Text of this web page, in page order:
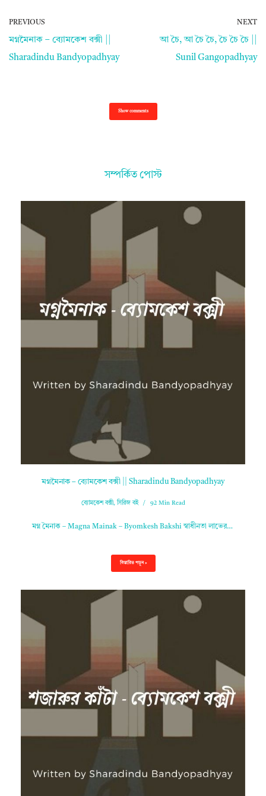
PREVIOUS
মগ্নমৈনাক – ব্যোমকেশ বক্সী ||
Sharadindu Bandyopadhyay
NEXT
আ চৈ, আ চৈ চৈ, চৈ চৈ চৈ ||
Sunil Gangopadhyay
Show comments
সম্পর্কিত পোস্ট
মগ্নমৈনাক – ব্যোমকেশ বক্সী || Sharadindu Bandyopadhyay
ব্যোমকেশ বক্সী,সিরিজ বই 92 Min Read
মগ্ন মৈনাক – Magna Mainak – Byomkesh Bakshi স্বাধীনতা লাভের…
বিস্তারিত পড়ুন »